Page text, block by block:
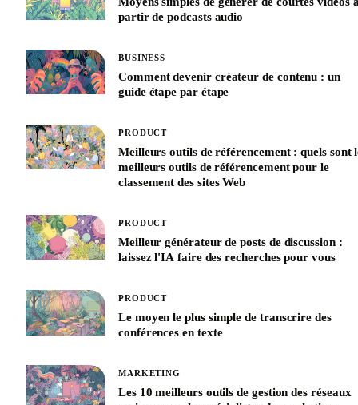
Moyens simples de générer de courtes vidéos
partir de podcasts audio
Comment devenir créateur de contenu : un
guide étape par étape
Meilleurs outils de référencement : quels sont
meilleurs outils de référencement pour le
classement des sites Web
Meilleur générateur de posts de discussion :
laissez l'IA faire des recherches pour vous
Le moyen le plus simple de transcrire des
conférences en texte
Les 10 meilleurs outils de gestion des réseaux